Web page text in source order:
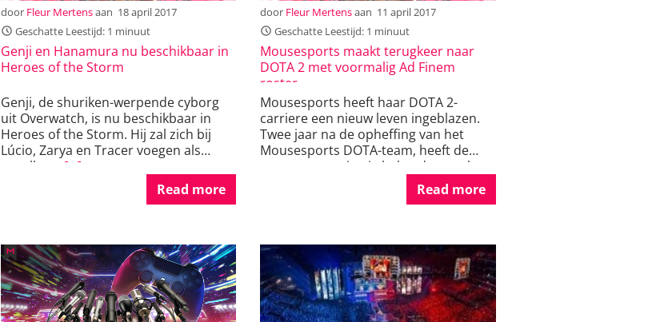
door Fleur Mertensaan 18 april 2017
Geschatte Leestijd: 1 minuut
Genji en Hanamura nu beschikbaar in
Heroes of the Storm
Genji, de shuriken-werpende cyborg
uit Overwatch, is nu beschikbaar in
Heroes of the Storm. Hij zal zich bij
Lúcio, Zarya en Tracer voegen als
speelbare […]
Read more
door Fleur Mertensaan 11 april 2017
Geschatte Leestijd: 1 minuut
Mousesports maakt terugkeer naar
DOTA 2 met voormalig Ad Finem
roster
Mousesports heeft haar DOTA 2-
carriere een nieuw leven ingeblazen.
Twee jaar na de opheffing van het
Mousesports DOTA-team, heeft de
esports-organisatie bekendgemaakt
Read more